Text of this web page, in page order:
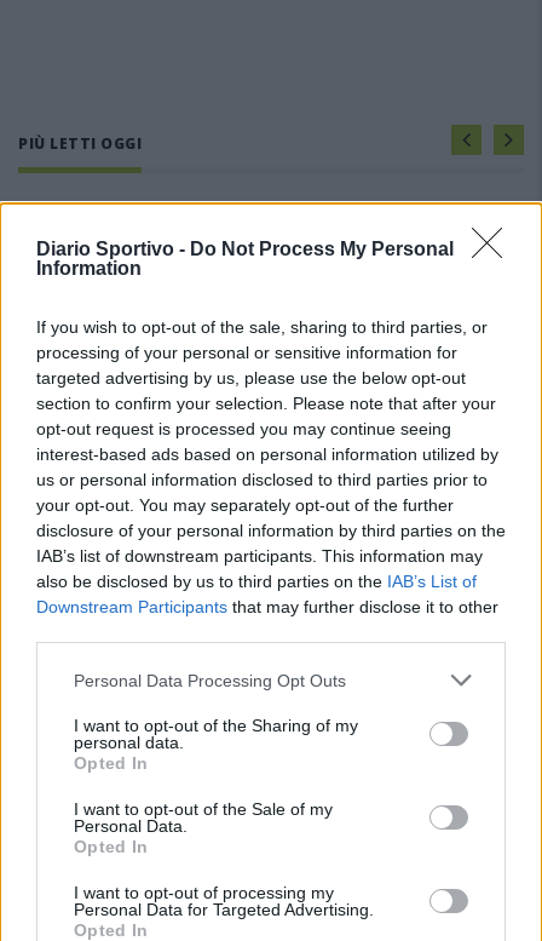
Diario Sportivo - Do Not Process My Personal
Information
If you wish to opt-out of the sale, sharing to third parties, or
processing of your personal or sensitive information for
targeted advertising by us, please use the below opt-out
section to confirm your selection. Please note that after your
opt-out request is processed you may continue seeing
interest-based ads based on personal information utilized by
us or personal information disclosed to third parties prior to
your opt-out. You may separately opt-out of the further
disclosure of your personal information by third parties on the
IAB’s list of downstream participants. This information may
also be disclosed by us to third parties on the IAB’s List of
Downstream Participants that may further disclose it to other
Personal Data Processing Opt Outs
I want to opt-out of the Sharing of my
personal data.
Opted In
I want to opt-out of the Sale of my
Personal Data.
Opted In
I want to opt-out of processing my
Personal Data for Targeted Advertising.
Opted In
PIÙ LETTI OGGI
Carlucci, Bevilacqua, Solinas, Souare e Galic
Il Monastir riparte dai pilastri Masia, Pinna e
Aloia, il primo acquisto è Loru
7 Ago 2026
Gran colpo dell'Ossese, per la difesa c'è l'ex
Torres Riccardo Idda
Il Monastir 1983 si trasforma da Associazione
Sportiva in Srl
7 Ago 2026
L'Ossese si prepara all'esordio in D: Forzati,
giovani tra i…
7 Ago 2026